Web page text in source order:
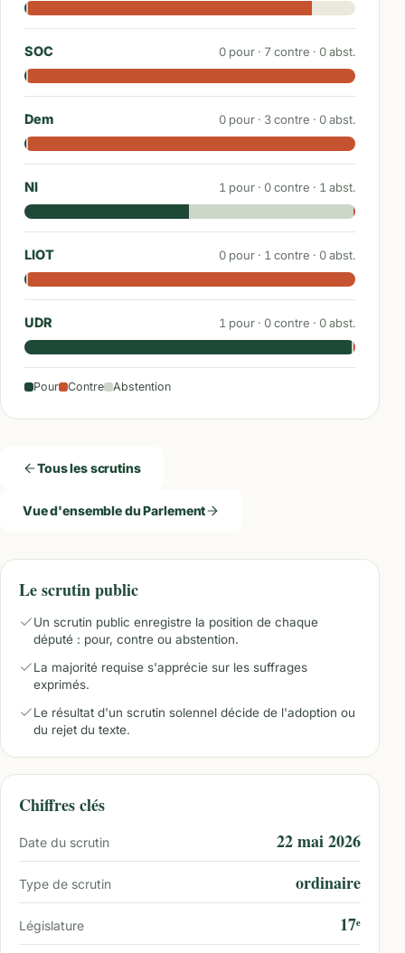
SOC 0 pour · 7contre · 0abst.
Dem 0 pour · 3contre · 0abst.
NI 1 pour · 0contre · 1 abst.
LIOT 0 pour · 1 contre · 0abst.
UDR 1 pour · 0contre · 0abst.
Pour Contre Abstention
Tous les scrutins
Vue d'ensemble du Parlement
Le scrutin public
Un scrutin public enregistre la position de chaque
député : pour, contre ou abstention.
La majorité requise s'apprécie sur les suffrages
exprimés.
Le résultat d'un scrutin solennel décide de l'adoption ou
du rejet du texte.
Chiffres clés
Date du scrutin 22 mai 2026
Type de scrutin ordinaire
Législature 17ᵉ